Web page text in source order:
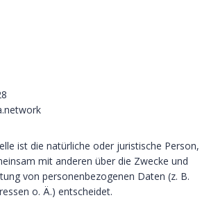
ist die natürliche oder juristische Person,
mit anderen über die Zwecke und
von personenbezogenen Daten (z. B.
o. Ä.) entscheidet.